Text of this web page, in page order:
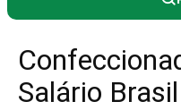
Salário Brasil